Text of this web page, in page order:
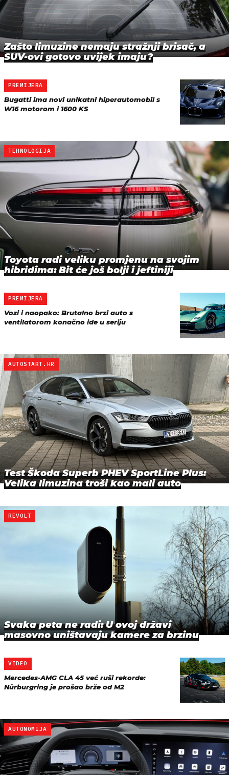
Zašto limuzine nemaju stražnji brisač, a
SUV-ovi gotovo uvijek imaju?
PREMIJERA
Bugatti ima novi unikatni hiperautomobil s
W16 motorom i 1600 KS
TEHNOLOGIJA
Toyota radi veliku promjenu na svojim
hibridima: Bit će još bolji i jeftiniji
PREMIJERA
Vozi i naopako: Brutalno brzi auto s
ventilatorom konačno ide u seriju
AUTOSTART.HR
Test Škoda Superb PHEV SportLine Plus:
Velika limuzina troši kao mali auto
REVOLT
Svaka peta ne radi: U ovoj državi
masovno uništavaju kamere za brzinu
VIDEO
Mercedes-AMG CLA 45 već ruši rekorde:
Nürburgring je prošao brže od M2
AUTONOMIJA